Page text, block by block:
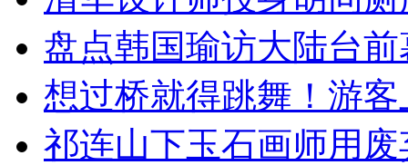
盘点韩国瑜访大陆台
想过桥就得跳舞！游客
祁连山下玉石画师用